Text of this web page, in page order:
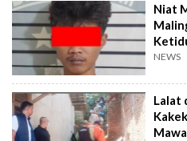
Niat
NEWS
Lalat